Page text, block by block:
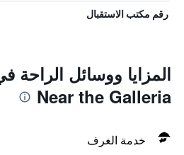
رقم مكتب الاستقبال
Near the Galleria
خدمة الغرف